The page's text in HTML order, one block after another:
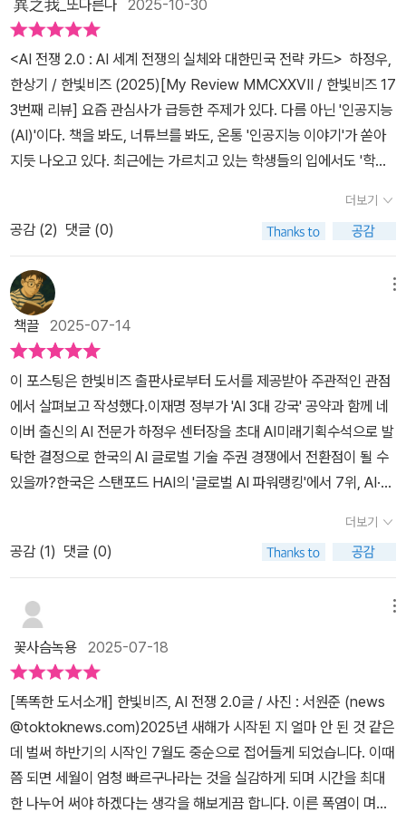
異之我_또다른나 2025-10-30
<AI 전쟁 2.0 : AI 세계 전쟁의 실체와 대한민국 전략 카드> 하정우,
한상기 / 한빛비즈 (2025)[My Review MMCXXVII / 한빛비즈 17
3번째 리뷰] 요즘 관심사가 급등한 주제가 있다. 다름 아닌 '인공지능
(AI)'이다. 책을 봐도, 너튜브를 봐도, 온통 '인공지능 이야기'가 쏟아
지듯 나오고 있다. 최근에는 가르치고 있는 학생들의 입에서도 '학교
말이 나오고 있다. 이세돌과 알파고의 대결 이후에 '인공지능의 개발
속도'는 눈부시게 발전할 것이고, 너희들이 성인이 되었을 때에는 '인
공지능 비서'를 스마트폰처럼 전국민이 하나씩 가지게 될 거라고 예
언을 하듯 말했는데, 얼추 비슷하게 때려 맞춘 듯 싶다. 그래서 AI 관
련 책을 자주 읽게 되었는데, 읽으면 읽을수록 우울한 기분이 들곤 한
다.현재 우리가 마주하는 AI는 어떤가? 참 편리한 '도구'처럼 느껴진
다. 방대한 양의 정보를 엄청나게 압축해서 '요점정리'를 해주는 것만
으로도 대단한데, 더 놀라운 것은 바로 '처리속도'다. 정말 순식간에
해버린다. 만약 '인간'이 그런 작업을 대신했다면 몇 달 며칠이 걸렸을
지 가늠조차 할 수 없을 것이 분명하다. 그런데 AI는 그걸 불과 몇 분,
아니 '몇 초'만에 뚝딱 해버린다. 더구나 그 '정확도'는 정말이지 놀라
울 정도다. 그러니 이런 'AI 기술'을 경쟁적으로 더 뛰어나게 개발에
나선 것은 너무나 당연한 일이다. 그 결과, 곧 AGI(Artificial Genera
l Intelligence : 인공 일반 지능)로 업그레이드를 실현시킬 수 있을
의 개입'이 필요없게 될 뿐만 아니라 인간보다 훨씬 더 뛰어난 지능으
로 스스로 판단하여 알아서 업무를 수행할 수 있게 될 것이다. 얼마 남
지도 않았다. 짧게는 2년에서 길게 잡아도 5년 이내에 AGI를 만들어
낼 기술이 개발될 것으로 전망하고 있기 때문이다. 수많은 과학자들
이 '특이점(인공지능이 인간의 지능을 뛰어넘게 되는 순간)'을 2040
년 즈음으로 전망한 것에 비해서도 무려 10년 안팎으로 앞당긴 셈이
다. 물론 예상치 못한 여러 변수로 인해서 개발이 늦춰질 수도 있다는
목소리도 만만치 않지만, 그래봤자 10~20년 사이에 인간보다 더 월
더보기
공감 (2) 댓글 (0)
책끌 2025-07-14
이 포스팅은 한빛비즈 출판사로부터 도서를 제공받아 주관적인 관점
에서 살펴보고 작성했다.이재명 정부가 'AI 3대 강국' 공약과 함께 네
이버 출신의 AI 전문가 하정우 센터장을 초대 AI미래기획수석으로 발
탁한 결정으로 한국의 AI 글로벌 기술 주권 경쟁에서 전환점이 될 수
있을까?한국은 스탠포드 HAI의 '글로벌 AI 파워랭킹'에서 7위, AI·반
어(예: AI 9위·반도체 5위) 이미 강국 반열에 올라 있다. 하지만 진정
한 'AI 3대 강국'으로 거듭나려면, 10,000대 GPU급 인프라 구축, 전
략적 활용과 인재 양성의 실효성, 그리고 국제 협업 기반 연구 강화 같
은 '속도와 실행력'이 향후 1~2년 성과를 결정할 핵심 변수로 떠올랐
다.한빛비즈에서 출간된 『AI 전쟁 2.0』은 급변하는 AI 시대에 한국이
어떻게 대응해야 할지를 구체적으로 제시하는 전략서이다. 이 책은
전작 『AI 전쟁』(2023)의 내용을 확장하고 최신 기술 흐름을 반영한
속편으로 단순한 AI 기술서가 아닌 'AI 글로벌 기술 주권 경쟁 속에서
생존할 수 있는 전략 매뉴얼'에 가깝다.공저자인 하정우 AI미래기획
수석(전 네이버 클라우드 AI혁신센터장)과 한상기 박사(AI 전략 컨설
턴트)는 각각 기업 현장과 정책 자문 분야에서 AI 기술과 전략을 다뤄
온 인물들이다. 두 저자는 'AI는 더 이상 선택이 아니라, 생존의 문
더보기
공감 (1) 댓글 (0)
꽃사슴녹용 2025-07-18
[똑똑한 도서소개] 한빛비즈, AI 전쟁 2.0글 / 사진 : 서원준 (news
@toktoknews.com)2025년 새해가 시작된 지 얼마 안 된 것 같은
데 벌써 하반기의 시작인 7월도 중순으로 접어들게 되었습니다. 이때
쯤 되면 세월이 엄청 빠르구나라는 것을 실감하게 되며 시간을 최대
한 나누어 써야 하겠다는 생각을 해보게끔 합니다. 이른 폭염이 며칠